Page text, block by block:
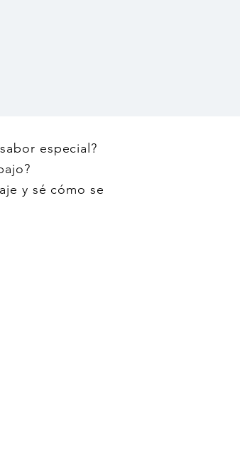
especial?
y sé cómo se